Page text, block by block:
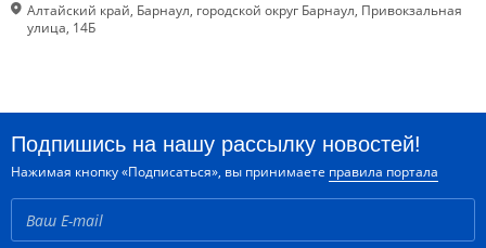
Алтайский край, Барнаул, городской округ Барнаул, Привокзальная
улица, 14Б
Подпишись на нашу рассылку новостей!
Нажимая кнопку «Подписаться», вы принимаете правила портала